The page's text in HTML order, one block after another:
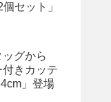
セット」
グから
付きカッテ
」登場